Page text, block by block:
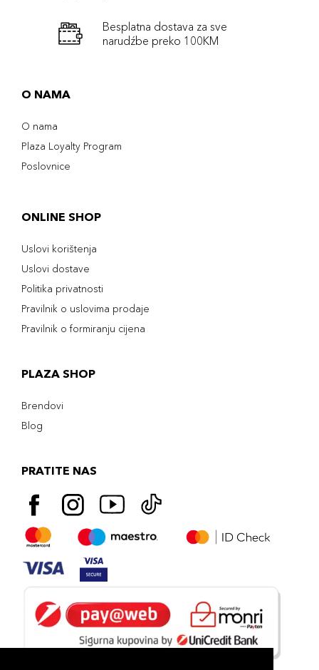
Besplatna dostava za sve
narudźbe preko 100KM
O NAMA
O nama
Plaza Loyalty Program
Poslovnice
ONLINE SHOP
Uslovi korištenja
Uslovi dostave
Politika privatnosti
Pravilnik o uslovima prodaje
Pravilnik o formiranju cijena
PLAZA SHOP
Brendovi
Blog
PRATITE NAS